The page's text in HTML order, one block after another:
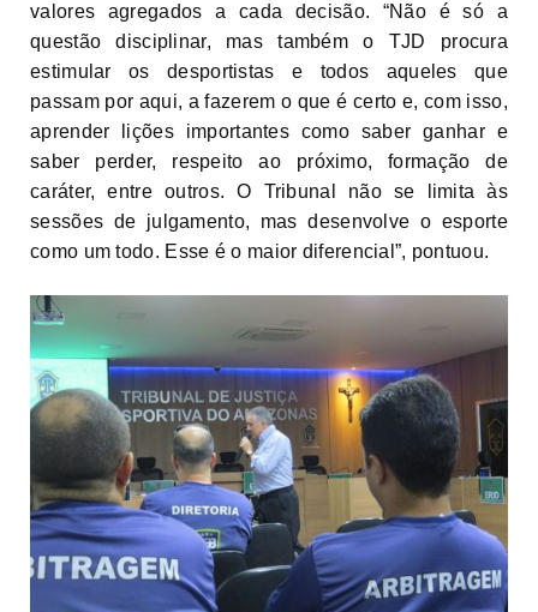
valores agregados a cada decisão. “Não é só a
questão disciplinar, mas também o TJD procura
estimular os desportistas e todos aqueles que
passam por aqui, a fazerem o que é certo e, com isso,
aprender lições importantes como saber ganhar e
saber perder, respeito ao próximo, formação de
caráter, entre outros. O Tribunal não se limita às
sessões de julgamento, mas desenvolve o esporte
como um todo. Esse é o maior diferencial”, pontuou.